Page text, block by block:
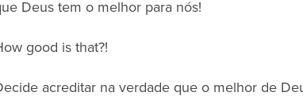
Deus tem o melhor para nós!
good is that?!
acreditar na verdade que o melhor de